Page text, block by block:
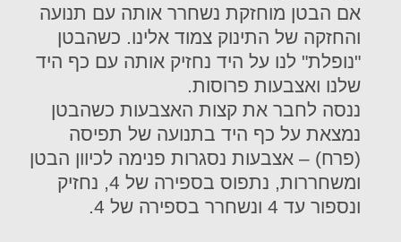
אם הבטן מוחזקת נשחרר אותה עם תנועה
והחזקה של התינוק צמוד אלינו. כשהבטן
"נופלת" לנו על היד נחזיק אותה עם כף היד
שלנו ואצבעות פרוסות.
ננסה לחבר את קצות האצבעות כשהבטן
נמצאת על כף היד בתנועה של תפיסה
(פרח) – אצבעות נסגרות פנימה לכיוון הבטן
ומשחררות, נתפוס בספירה של 4, נחזיק
ונספור עד 4 ונשחרר בספירה של 4.